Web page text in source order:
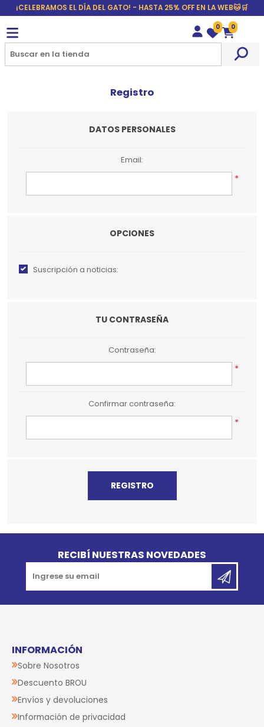
¡CELEBRAMOS EL DÍA DEL GATO! - HASTA 25% OFF EN LA WEB🐱🛒
Wishlist
0
Carrito
0
Registro
DATOS PERSONALES
Email:
*
OPCIONES
Suscripción a noticias:
TU CONTRASEÑA
Contraseña:
*
Confirmar contraseña:
*
RECIBÍ NUESTRAS NOVEDADES
INFORMACIÓN
Sobre Nosotros
Descuento BROU
Envíos y devoluciones
Información de privacidad